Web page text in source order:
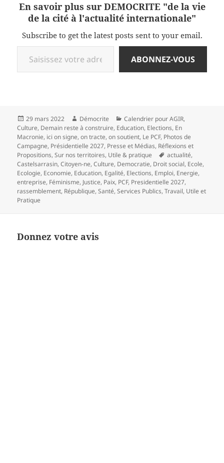
En savoir plus sur DEMOCRITE "de la vie
de la cité à l'actualité internationale"
Subscribe to get the latest posts sent to your email.
Saisissez votre adresse e-mail…
ABONNEZ-VOUS
Publié
le
29 mars 2022 Auteur
Démocrite Catégories
Calendrier pour AGIR,
Culture, Demain reste à construire, Education, Elections, En
Macronie, ici on signe, on tracte, on soutient, Le PCF, Photos de
Campagne, Présidentielle 2027, Presse et Médias, Réflexions et
Propositions,Sur nos territoires, Utile & pratique
Mots-
clés
actualité,
Castelsarrasin,Citoyen-ne,Culture, Democratie, Droit social, Ecole,
Ecologie, Economie, Education, Egalité, Elections, Emploi, Energie,
entreprise, Féminisme, Justice, Paix, PCF, Presidentielle 2027,
rassemblement, République,Santé,Services Publics,Travail, Utile et
Pratique
Donnez votre avis